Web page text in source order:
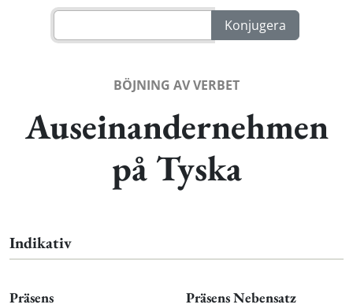
BÖJNING AV VERBET
Auseinandernehmen
på Tyska
Indikativ
Präsens Präsens Nebensatz